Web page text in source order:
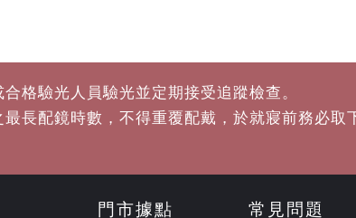
格驗光人員驗光並定期接受追蹤檢查。
長配鏡時數，不得重覆配戴，於就寢前務必取
門市據點 常見問題